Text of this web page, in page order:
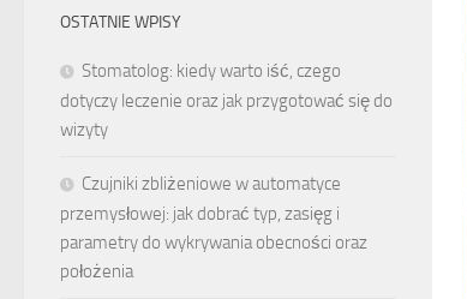
OSTATNIE WPISY
Stomatolog: kiedy warto iść, czego
dotyczy leczenie oraz jak przygotować się do
wizyty
Czujniki zbliżeniowe w automatyce
przemysłowej: jak dobrać typ, zasięg i
parametry do wykrywania obecności oraz
położenia